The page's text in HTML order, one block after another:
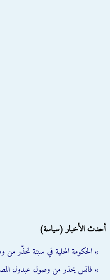
أحدث الأخبار (سياسة)
» الحكومة المحلية في سبتة تحذّر من
» فانس يحذر من وصول عبدول